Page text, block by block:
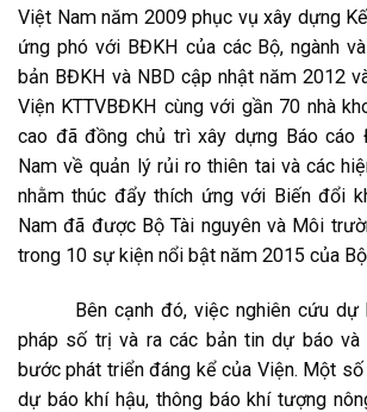
Việt Nam năm 2009 phục vụ xây dựng
ứng phó với BĐKH của các Bộ, ngành
bản BĐKH và NBD cập nhật năm 2012
Viện KTTVBĐKH cùng với gần 70 nhà
cao đã đồng chủ trì xây dựng Báo cáo
Nam về quản lý rủi ro thiên tai và các
nhằm thúc đẩy thích ứng với Biến đổi
Nam đã được Bộ Tài nguyên và Môi
trong 10 sự kiện nổi bật năm 2015 của
Bên cạnh đó, việc nghiên cứu dự
pháp số trị và ra các bản tin dự báo
bước phát triển đáng kể của Viện. Một
dự báo khí hậu, thông báo khí tượng